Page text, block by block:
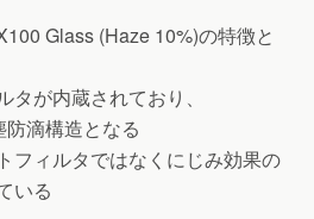
Glass (Haze 10%)の特徴と
タが内蔵されており、
滴構造となる
フィルタではなくにじみ効果の
いる